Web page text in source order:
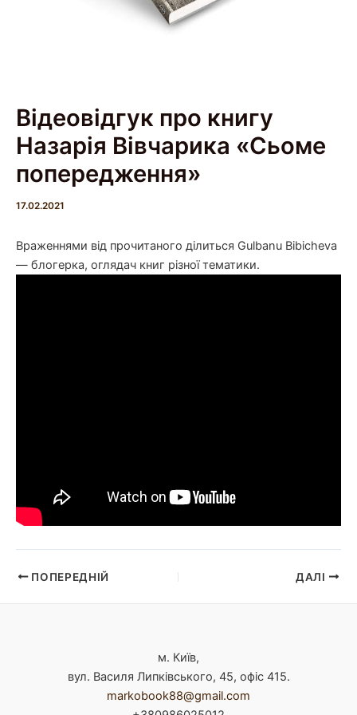
Відеовідгук про книгу
Назарія Вівчарика «Сьоме
попередження»
17.02.2021
Враженнями від прочитаного ділиться Gulbanu Bibicheva
— блогерка, оглядач книг різної тематики.
Навігація
ПОПЕРЕДНІЙ ДАЛІ
м. Київ,
вул. Василя Липківського, 45, офіс 415.
markobook88@gmail.com